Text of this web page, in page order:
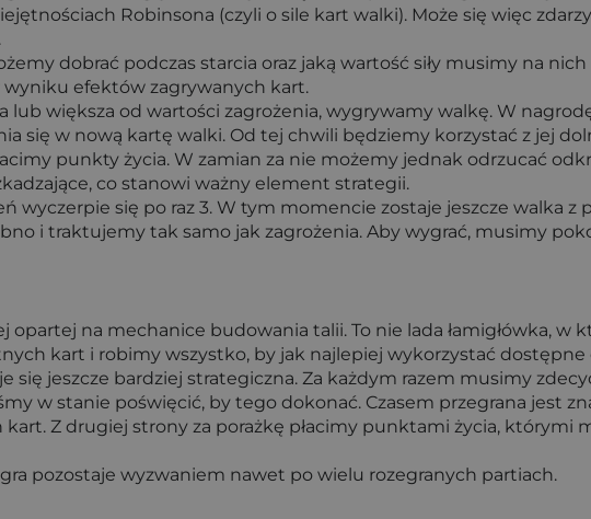
Robinsona (czyli o sile kart walki). Może się więc
dobrać podczas starcia oraz jaką wartość siły musimy na
efektów zagrywanych kart.
większa od wartości zagrożenia, wygrywamy walkę. W
się w nową kartę walki. Od tej chwili będziemy korzystać z jej
punkty życia. W zamian za nie możemy jednak odrzucać
co stanowi ważny element strategii.
wyczerpie się po raz 3. W tym momencie zostaje jeszcze walka z
i traktujemy tak samo jak zagrożenia. Aby wygrać, musimy
na mechanice budowania talii. To nie lada łamigłówka, w
kart i robimy wszystko, by jak najlepiej wykorzystać dostępne
się jeszcze bardziej strategiczna. Za każdym razem musimy
w stanie poświęcić, by tego dokonać. Czasem przegrana jest
Z drugiej strony za porażkę płacimy punktami życia, którymi
pozostaje wyzwaniem nawet po wielu rozegranych partiach.